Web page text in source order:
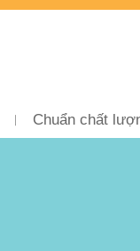
Chuẩn chất